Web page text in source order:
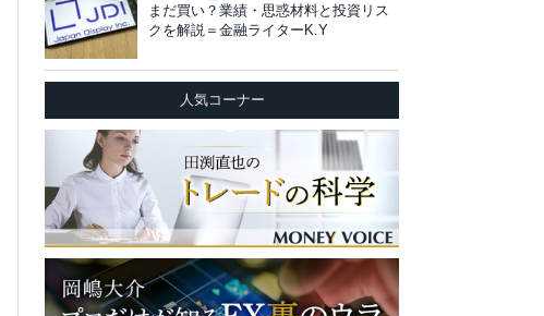
まだ買い？業績・思惑材料と投資リス
クを解説＝金融ライターK.Y
人気コーナー